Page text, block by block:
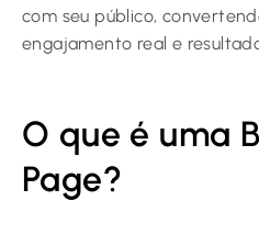
com seu público,
engajamento real e
O que é uma
Page?